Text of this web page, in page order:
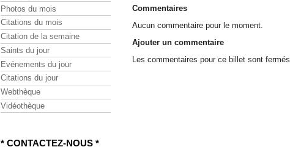
Commentaires
Aucun commentaire pour le moment.
Ajouter un commentaire
Les commentaires pour ce billet sont fermés.
Photos du mois
Citations du mois
Citation de la semaine
Saints du jour
Evénements du jour
Citations du jour
Webthèque
Vidéothèque
* CONTACTEZ-NOUS *